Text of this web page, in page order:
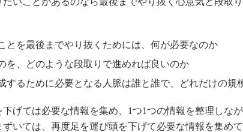
新型コロナへの対応
とを最後までやり抜くためには、何が必要なのか
を、どのような段取りで進めれば良いのか
するために必要となる人脈は誰と誰で、どれだけの規
げては必要な情報を集め、1つ1つの情報を整理しな
ずいては、再度足を運び頭を下げて必要な情報を集め